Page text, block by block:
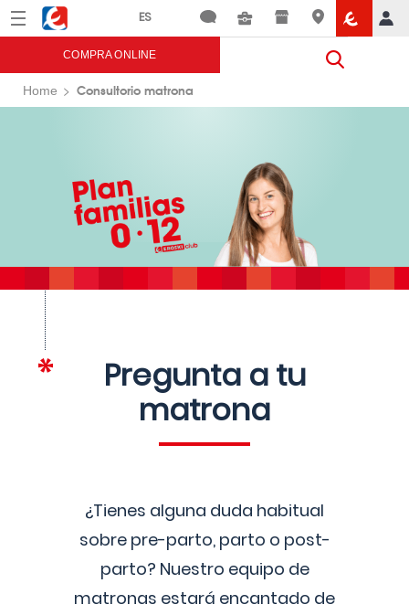
Menú Eroski
COMPRA ONLINE
Home Consultorio matrona
Pregunta a tu
matrona
¿Tienes alguna duda habitual
sobre pre-parto, parto o post-
parto? Nuestro equipo de
matronas estará encantado de